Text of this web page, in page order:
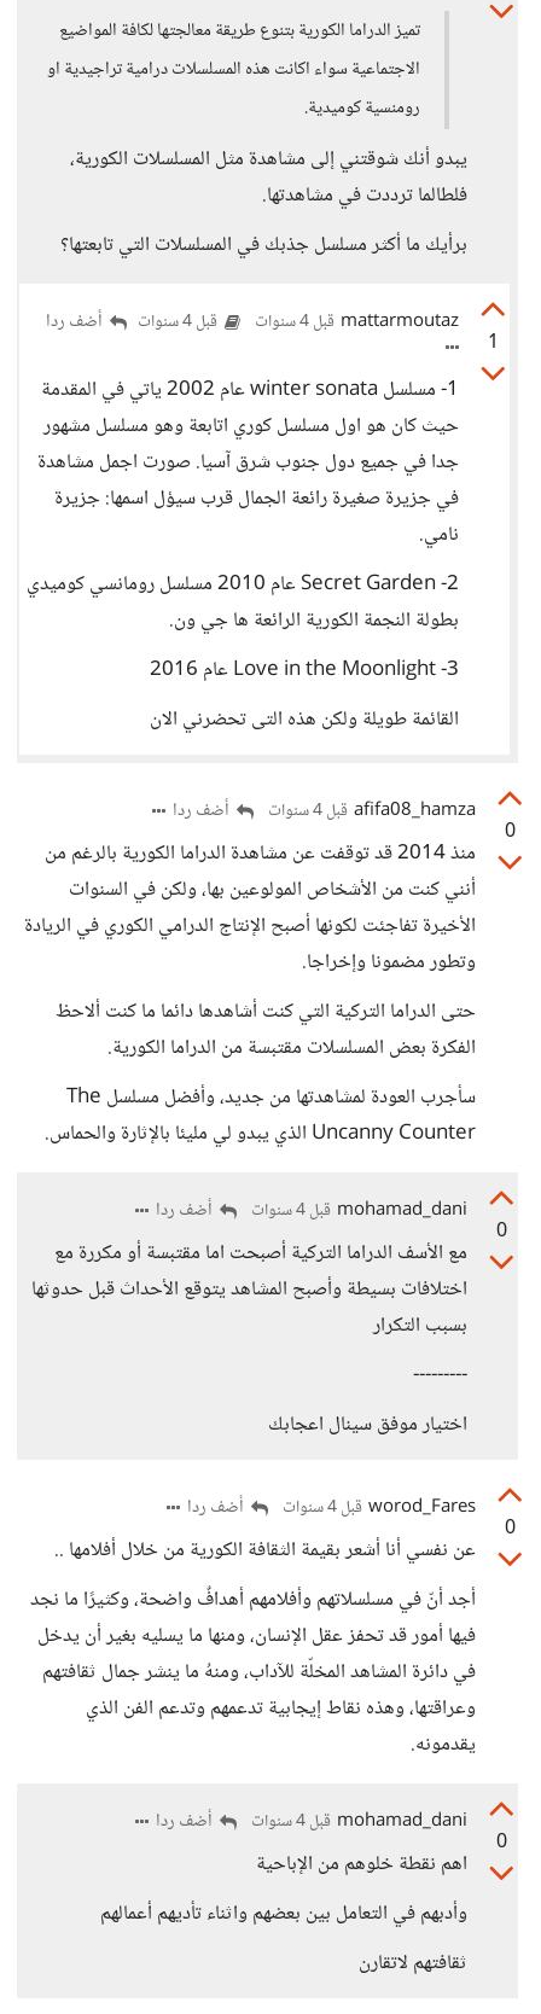
تميز الدراما الكورية بتنوع طريقة معالجتها لكافة المواضيع
الاجتماعية سواء اكانت هذه المسلسلات درامية تراجيدية او
رومنسية كوميدية.
يبدو أنك شوقتني إلى مشاهدة مثل المسلسلات الكورية،
فلطالما ترددت في مشاهدتها.
برأيك ما أكثر مسلسل جذبك في المسلسلات التي تابعتها؟
1
mattarmoutaz قبل 4 سنوات قبل 4 سنوات أضف ردا
1- مسلسل winter sonata عام 2002 ياتي في المقدمة
حيث كان هو اول مسلسل كوري اتابعة وهو مسلسل مشهور
جدا في جميع دول جنوب شرق آسيا. صورت اجمل مشاهدة
في جزيرة صغيرة رائعة الجمال قرب سيؤل اسمها: جزيرة
نامي.
2- Secret Garden عام 2010 مسلسل رومانسي كوميدي
بطولة النجمة الكورية الرائعة ها جي ون.
3- Love in the Moonlight عام 2016
القائمة طويلة ولكن هذه التى تحضرني الان
0
afifa08_hamza قبل 4 سنوات أضف ردا
منذ 2014 قد توقفت عن مشاهدة الدراما الكورية بالرغم من
أنني كنت من الأشخاص المولوعين بها، ولكن في السنوات
الأخيرة تفاجئت لكونها أصبح الإنتاج الدرامي الكوري في الريادة
وتطور مضمونا وإخراجا.
حتى الدراما التركية التي كنت أشاهدها دائما ما كنت ألاحظ
الفكرة بعض المسلسلات مقتبسة من الدراما الكورية.
سأجرب العودة لمشاهدتها من جديد، وأفضل مسلسل The
Uncanny Counter الذي يبدو لي مليئا بالإثارة والحماس.
0
mohamad_dani قبل 4 سنوات أضف ردا
مع الأسف الدراما التركية أصبحت اما مقتبسة أو مكررة مع
اختلافات بسيطة وأصبح المشاهد يتوقع الأحداث قبل حدوثها
بسبب التكرار
---------
اختيار موفق سينال اعجابك
0
worod_Fares قبل 4 سنوات أضف ردا
عن نفسي أنا أشعر بقيمة الثقافة الكورية من خلال أفلامها ..
أجد أنّ في مسلسلاتهم وأفلامهم أهدافٌ واضحة، وكثيرًا ما نجد
فيها أمور قد تحفز عقل الإنسان، ومنها ما يسليه بغير أن يدخل
في دائرة المشاهد المخلّة للآداب، ومنهُ ما ينشر جمال ثقافتهم
وعراقتها، وهذه نقاط إيجابية تدعمهم وتدعم الفن الذي
يقدمونه.
0
mohamad_dani قبل 4 سنوات أضف ردا
اهم نقطة خلوهم من الإباحية
وأدبهم في التعامل بين بعضهم واثناء تأديهم أعمالهم
ثقافتهم لاتقارن